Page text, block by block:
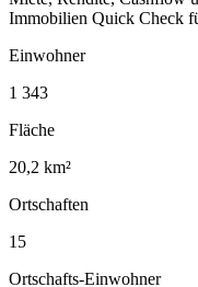
Immobilien Quick Check
Einwohner
1 343
Fläche
20,2 km²
Ortschaften
15
Ortschafts-Einwohner